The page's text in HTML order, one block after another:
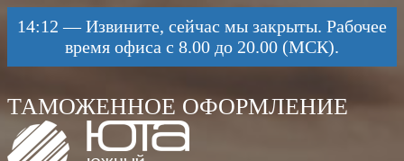
14:12 —Извините, сейчас мы закрыты. Рабочее
время офиса с 8.00 до 20.00 (МСК).